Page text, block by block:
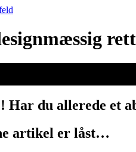
Har du allerede et
artikel er låst…